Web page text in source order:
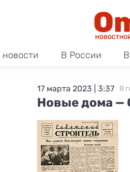
В России
Новые дома —
17 марта 2023 | 3:37 В